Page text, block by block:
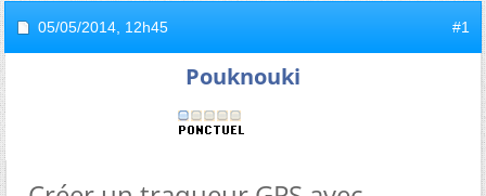
05/05/2014, 12h45 #1
Pouknouki